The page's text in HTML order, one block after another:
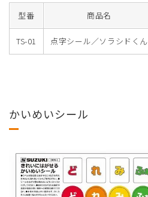
型番 商品名
TS-01 点字シール／ソラシドくん
かいめいシール